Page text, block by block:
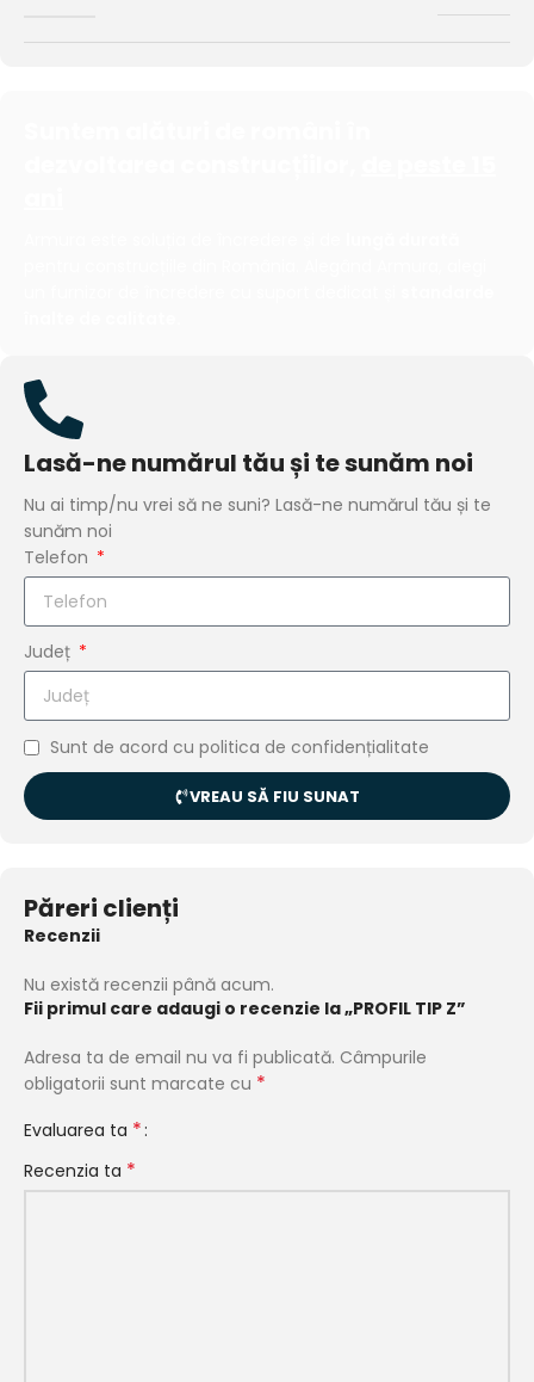
Lasă-ne numărul tău și te sunăm noi
Nu ai timp/nu vrei să ne suni? Lasă-ne numărul tău și te
sunăm noi
Telefon
Județ
Sunt de acord cu politica de confidențialitate
VREAU SĂ FIU SUNAT
Păreri clienți
Recenzii
Nu există recenzii până acum.
Fii primul care adaugi o recenzie la „PROFIL TIP Z”
Adresa ta de email nu va fi publicată. Câmpurile
obligatorii sunt marcate cu *
Evaluarea ta *
Recenzia ta *